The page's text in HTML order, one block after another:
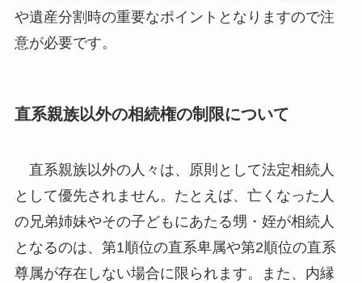
や遺産分割時の重要なポイントとなりますので注
意が必要です。
直系親族以外の相続権の制限について
直系親族以外の人々は、原則として法定相続人
として優先されません。たとえば、亡くなった人
の兄弟姉妹やその子どもにあたる甥・姪が相続人
となるのは、第1順位の直系卑属や第2順位の直系
尊属が存在しない場合に限られます。また、内縁